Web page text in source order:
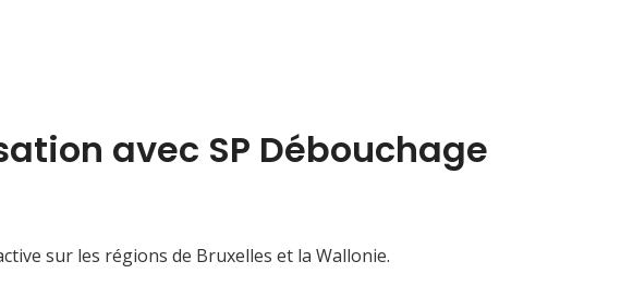
avec SP Débouchage
sur les régions de Bruxelles et la Wallonie.